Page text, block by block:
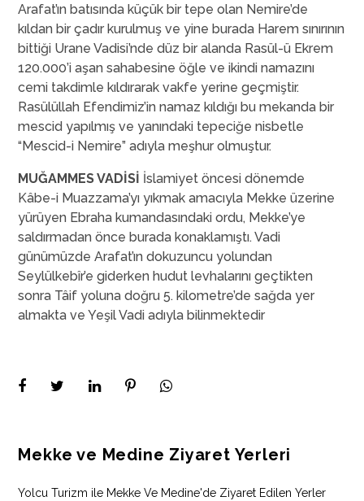
Arafat’ın batısında küçük bir tepe olan Nemire’de
kıldan bir çadır kurulmuş ve yine burada Harem sınırının
bittiği Urane Vadisi’nde düz bir alanda Rasül-ü Ekrem
120.000’i aşan sahabesine öğle ve ikindi namazını
cemi takdimle kıldırarak vakfe yerine geçmiştir.
Rasülüllah Efendimiz’in namaz kıldığı bu mekanda bir
mescid yapılmış ve yanındaki tepeciğe nisbetle
“Mescid-i Nemire” adıyla meşhur olmuştur.
MUĞAMMES VADİSİ İslamiyet öncesi dönemde
Kâbe-i Muazzama’yı yıkmak amacıyla Mekke üzerine
yürüyen Ebraha kumandasındaki ordu, Mekke’ye
saldırmadan önce burada konaklamıştı. Vadi
günümüzde Arafat’ın dokuzuncu yolundan
Seylülkebîr’e giderken hudut levhalarını geçtikten
sonra Tâif yoluna doğru 5. kilometre’de sağda yer
almakta ve Yeşil Vadi adıyla bilinmektedir
Mekke ve Medine Ziyaret Yerleri
Yolcu Turizm ile Mekke Ve Medine'de Ziyaret Edilen Yerler